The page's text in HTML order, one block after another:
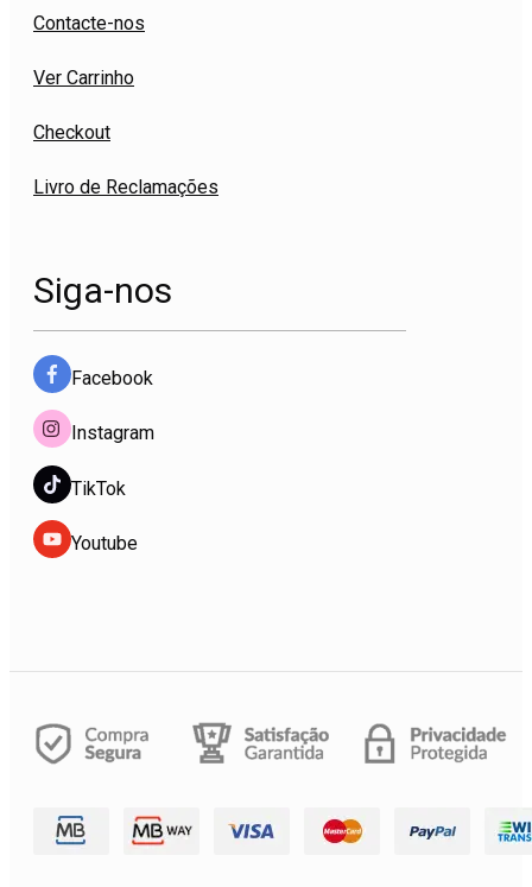
Contacte-nos
Ver Carrinho
Checkout
Livro de Reclamações
Siga-nos
Facebook
Instagram
TikTok
Youtube